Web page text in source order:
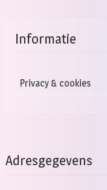
Informatie
Privacy & cookies
Adresgegevens